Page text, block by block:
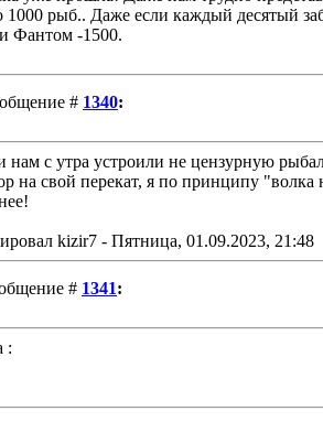
1000 рыб.. Даже если каждый десятый
Фантом -1500.
# 1340:
нам с утра устроили не цензурную
на свой перекат, я по принципу
kizir7 - Пятница, 01.09.2023, 21:48
# 1341:
: